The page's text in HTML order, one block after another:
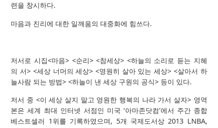
련을 창시하다.
마음과 진리에 대한 일깨움의 대중화에 힘쓰다.
저서로 시집<마음> <순리> <참세상> <하늘의 소리로 듣는 지혜
의 서> <세상 너머의 세상> <영원히 살아 있는 세상> <살아서 하
늘사람 되는 방법> <하늘이 낸 세상 구원의 공식> 등이 있다.
저서 중 <이 세상 살지 말고 영원한 행복의 나라 가서 살자> 영역
본은 세계 최대 인터넷 서점인 미국 ‘아마존닷컴’에서 주간 종합
베스트셀러 1위를 기록하였으며, 5개 국제도서상 2013 LNBA,